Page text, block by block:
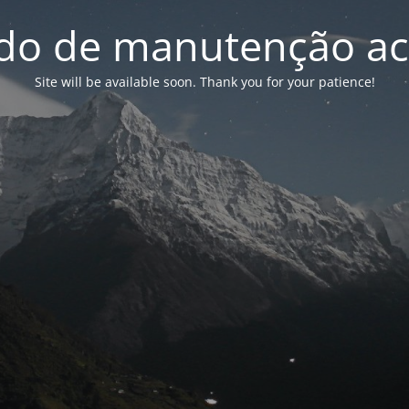
de manutenção
Site will be available soon. Thank you for your patience!